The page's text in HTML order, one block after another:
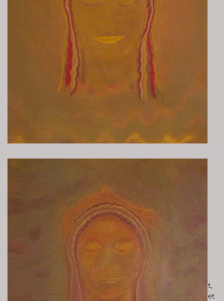
Neben dem großen Bild sind kleinformatige „Weltbilder“
entstanden, die Weltkarten aus der Antike, der frühen
arabischen Kultur und dem Mittelalter zitieren. Eine Arbeit,
die dem französischen Astronomen Flammarion gewidmet